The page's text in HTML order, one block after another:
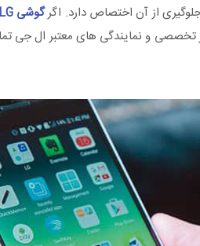
از آن اختصاص دارد. اگرگوشی LG
و نمایندگی های معتبر ال جی